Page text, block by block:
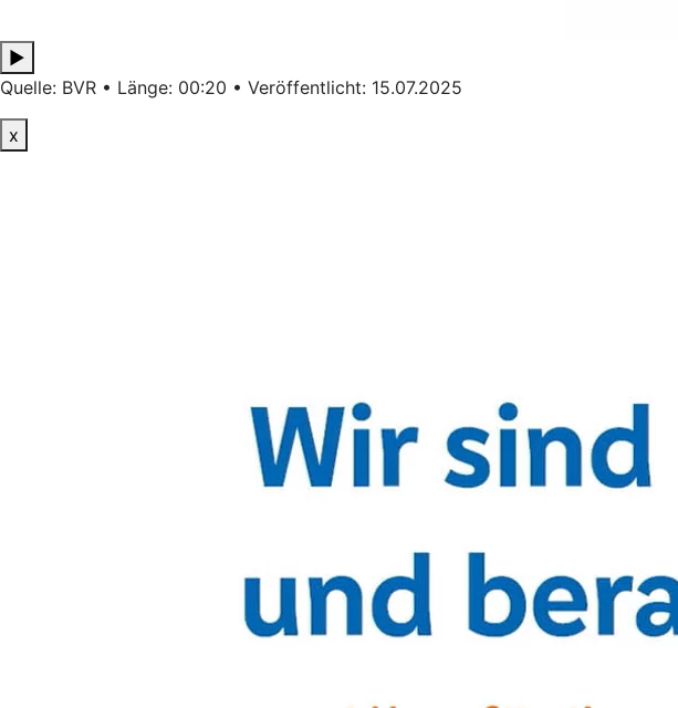
▶
Quelle: BVR • Länge: 00:20 • Veröffentlicht: 15.07.2025
x